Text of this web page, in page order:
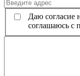
Даю согласие
соглашаюсь с